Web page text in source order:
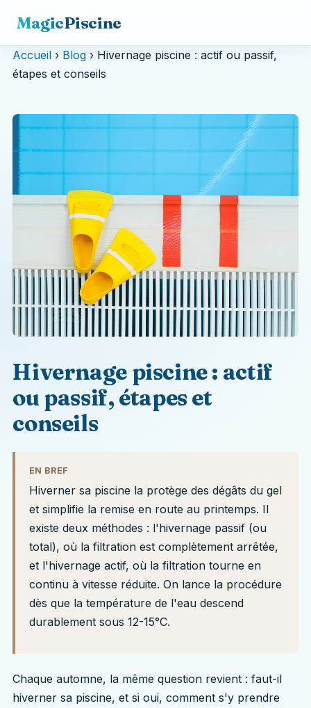
MagicPiscine
Accueil › Blog › Hivernage piscine : actif ou passif,
étapes et conseils
Hivernage piscine : actif
ou passif, étapes et
conseils
EN BREF
Hiverner sa piscine la protège des dégâts du gel
et simplifie la remise en route au printemps. Il
existe deux méthodes : l'hivernage passif (ou
total), où la filtration est complètement arrêtée,
et l'hivernage actif, où la filtration tourne en
continu à vitesse réduite. On lance la procédure
dès que la température de l'eau descend
durablement sous 12-15°C.
Chaque automne, la même question revient : faut-il
hiverner sa piscine, et si oui, comment s'y prendre